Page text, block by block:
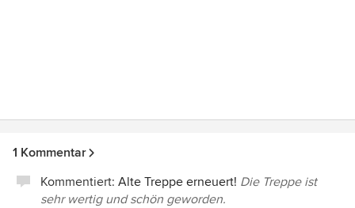
1 Kommentar
Kommentiert: Alte Treppe erneuert! Die Treppe ist
sehr wertig und schön geworden.